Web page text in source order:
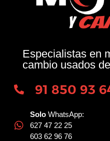
Especialistas en
cambio usados
91 850 93
Solo WhatsApp:
627 47 22 25
603 62 96 76